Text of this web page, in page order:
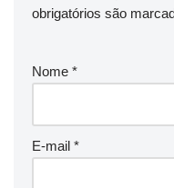
obrigatórios são
Nome *
E-mail *